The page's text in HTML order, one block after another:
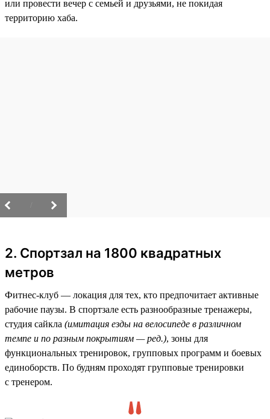
или провести вечер с семьей и друзьями, не покидая
территорию хаба.
2. Спортзал на 1800 квадратных
метров
Фитнес-клуб — локация для тех, кто предпочитает активные
рабочие паузы. В спортзале есть разнообразные тренажеры,
студия сайкла (имитация езды на велосипеде в различном
темпе и по разным покрытиям — ред.), зоны для
функциональных тренировок, групповых программ и боевых
единоборств. По будням проходят групповые тренировки
с тренером.